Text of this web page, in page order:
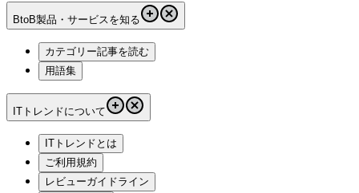
BtoB製品・サービスを知る
カテゴリー記事を読む
用語集
ITトレンドについて
ITトレンドとは
ご利用規約
レビューガイドライン